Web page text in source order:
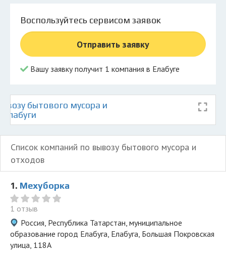
© 2026 Все права защищены
Воспользуйтесь сервисом заявок
Отправить заявку
Вашу заявку получит 1 компания в Елабуге
бытового мусора и
Список компаний по вывозу бытового мусора и
отходов
1. Мехуборка
1 отзыв
Россия, Республика Татарстан, муниципальное
образование город Елабуга, Елабуга, Большая Покровская
улица, 118А